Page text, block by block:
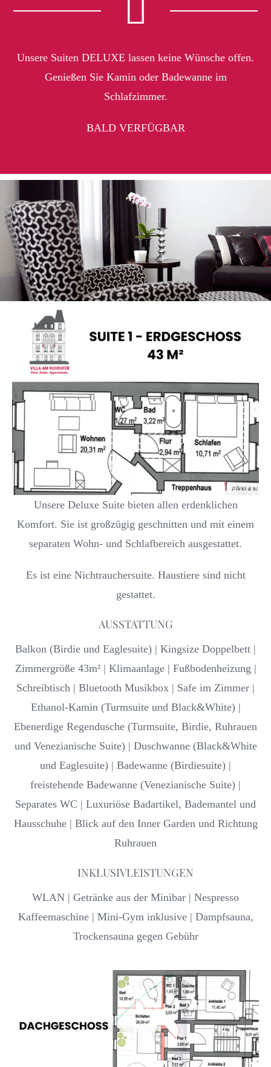
Unsere Suiten DELUXE lassen keine Wünsche offen.
Genießen Sie Kamin oder Badewanne im
Schlafzimmer.
BALD VERFÜGBAR
Unsere Deluxe Suite bieten allen erdenklichen
Komfort. Sie ist großzügig geschnitten und mit einem
separaten Wohn- und Schlafbereich ausgestattet.
Es ist eine Nichtrauchersuite. Haustiere sind nicht
gestattet.
AUSSTATTUNG
Balkon (Birdie und Eaglesuite) | Kingsize Doppelbett |
Zimmergröße 43m² | Klimaanlage | Fußbodenheizung |
Schreibtisch | Bluetooth Musikbox | Safe im Zimmer |
Ethanol-Kamin (Turmsuite und Black&White) |
Ebenerdige Regendusche (Turmsuite, Birdie, Ruhrauen
und Venezianische Suite) | Duschwanne (Black&White
und Eaglesuite) | Badewanne (Birdiesuite) |
freistehende Badewanne (Venezianische Suite) |
Separates WC | Luxuriöse Badartikel, Bademantel und
Hausschuhe | Blick auf den Inner Garden und Richtung
Ruhrauen
INKLUSIVLEISTUNGEN
WLAN | Getränke aus der Minibar | Nespresso
Kaffeemaschine | Mini-Gym inklusive | Dampfsauna,
Trockensauna gegen Gebühr